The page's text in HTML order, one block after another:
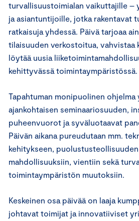
turvallisuustoimialan vaikuttajille –
ja asiantuntijoille, jotka rakentavat
ratkaisuja yhdessä. Päivä tarjoaa
tilaisuuden verkostoitua, vahvistaa
löytää uusia
kehittyvässä toimintaympäristössä.
Tapahtuman monipuolinen ohjelma
ajankohtaisen seminaariosuuden,
puheenvuorot ja syväluotaavat
Päivän aikana pureudutaan mm.
kehitykseen,
mahdollisuuksiin, vientiin sekä
toimintaympäristön muutoksiin.
Keskeinen osa päivää on laaja
johtavat toimijat ja innovatiiviset